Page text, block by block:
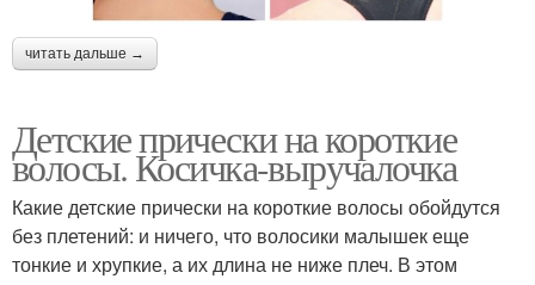
читать дальше →
Детские прически на короткие
волосы. Косичка-выручалочка
Какие детские прически на короткие волосы обойдутся
без плетений: и ничего, что волосики малышек еще
тонкие и хрупкие, а их длина не ниже плеч. В этом